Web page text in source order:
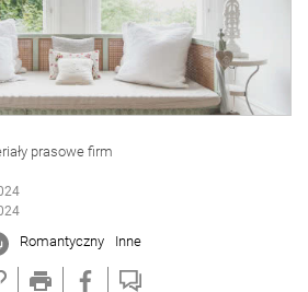
prasowe firm
Romantyczny Inne